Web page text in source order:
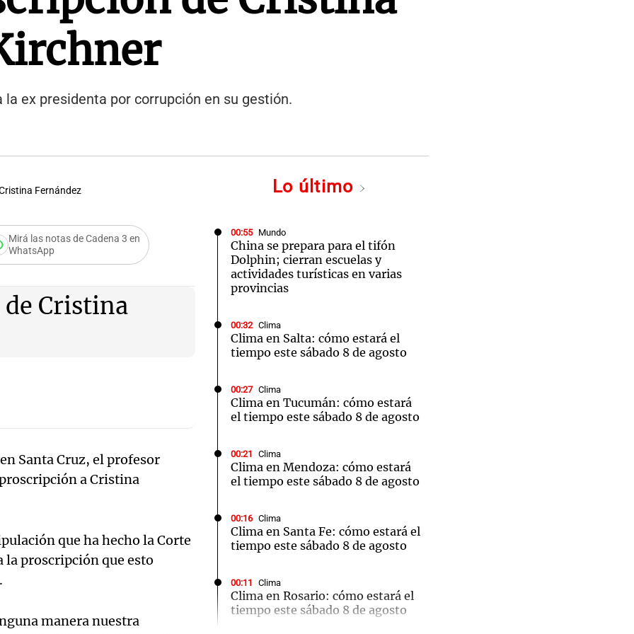
ex presidenta por corrupción en su gestión.
Fernández
Mirá las notas de Cadena 3 en
WhatsApp
Cristina
Santa Cruz, el profesor
a Cristina
que ha hecho la Corte
la proscripción que esto
manera nuestra
Lo último
00:55 Mundo
China se prepara para el tifón
Dolphin; cierran escuelas y
actividades turísticas en varias
provincias
00:32 Clima
Clima en Salta: cómo estará el
tiempo este sábado 8 de agosto
00:27 Clima
Clima en Tucumán: cómo estará
el tiempo este sábado 8 de agosto
00:21 Clima
Clima en Mendoza: cómo estará
el tiempo este sábado 8 de agosto
00:16 Clima
Clima en Santa Fe: cómo estará el
tiempo este sábado 8 de agosto
00:11 Clima
Clima en Rosario: cómo estará el
tiempo este sábado 8 de agosto
Audio.El
Ensamble
Notas